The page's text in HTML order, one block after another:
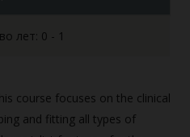
лет: 0 - 1
course focuses on the clinical
and fitting all types of